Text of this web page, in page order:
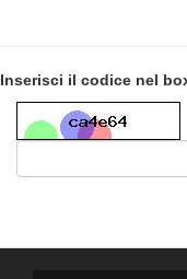
Inserisci il codice nel